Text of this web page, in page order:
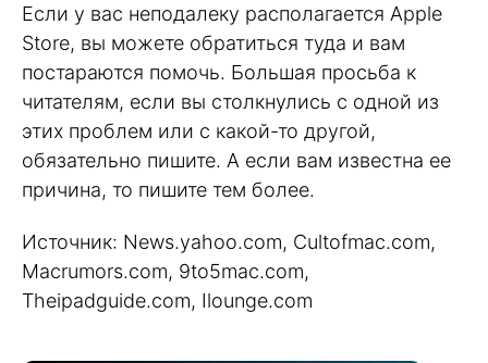
Если у вас неподалеку располагается Apple
Store, вы можете обратиться туда и вам
постараются помочь. Большая просьба к
читателям, если вы столкнулись с одной из
этих проблем или с какой-то другой,
обязательно пишите. А если вам известна ее
причина, то пишите тем более.
Источник: News.yahoo.com, Cultofmac.com,
Macrumors.com, 9to5mac.com,
Theipadguide.com, Ilounge.com